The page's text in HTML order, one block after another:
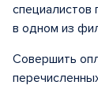
специалистов
в одном из
Совершить